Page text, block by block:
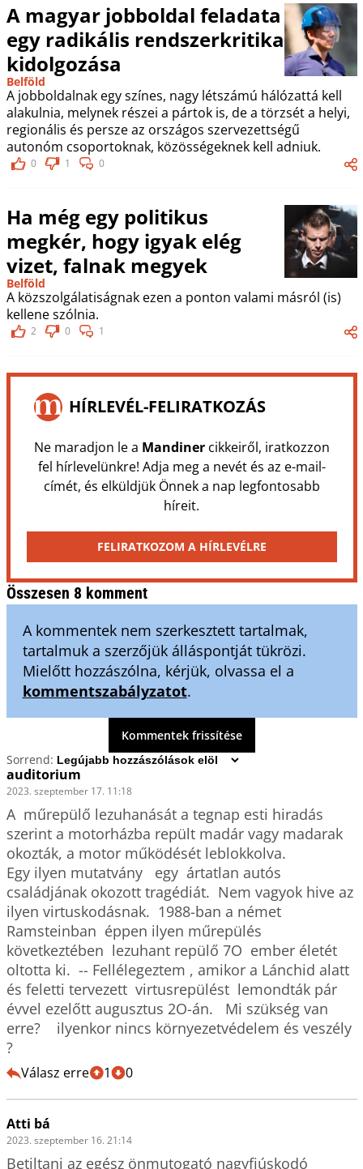
A magyar jobboldal feladata
egy radikális rendszerkritika
kidolgozása
Belföld
A jobboldalnak egy színes, nagy létszámú hálózattá kell
alakulnia, melynek részei a pártok is, de a törzsét a helyi,
regionális és persze az országos szervezettségű
autonóm csoportoknak, közösségeknek kell adniuk.
0 1 0
Ha még egy politikus
megkér, hogy igyak elég
vizet, falnak megyek
Belföld
A közszolgálatiságnak ezen a ponton valami másról (is)
kellene szólnia.
2 0 1
HÍRLEVÉL-FELIRATKOZÁS
Ne maradjon le a Mandinercikkeiről, iratkozzon
fel hírlevelünkre! Adja meg a nevét és az e-mail-
címét, és elküldjük Önnek a nap legfontosabb
híreit.
FELIRATKOZOM A HÍRLEVÉLRE
Összesen 8 komment
A kommentek nem szerkesztett tartalmak,
tartalmuk a szerzőjük álláspontját tükrözi.
Mielőtt hozzászólna, kérjük, olvassa el a
kommentszabályzatot.
Kommentek frissítése
Sorrend:
auditorium
2023. szeptember 17. 11:18
A  műrepülő lezuhanását a tegnap esti hiradás
szerint a motorházba repült madár vagy madarak
okozták, a motor működését leblokkolva.
Egy ilyen mutatvány   egy  ártatlan autós
családjának okozott tragédiát.  Nem vagyok hive az
ilyen virtuskodásnak.  1988-ban a német
Ramsteinban  éppen ilyen műrepülés
következtében  lezuhant repülő 7O  ember életét
oltotta ki.  -- Fellélegeztem , amikor a Lánchid alatt
és feletti tervezett  virtusrepülést  lemondták pár
évvel ezelőtt augusztus 2O-án.   Mi szükség van
erre?    ilyenkor nincs környezetvédelem és veszély
?
Válasz erre 1 0
Atti bá
2023. szeptember 16. 21:14
Betiltani az egész önmutogató nagyfiúskodó